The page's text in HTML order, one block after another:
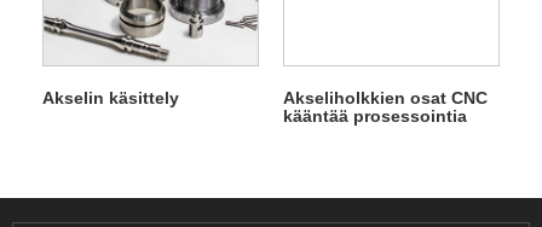
Akselin käsittely
Akseliholkkien osat CNC
kääntää prosessointia